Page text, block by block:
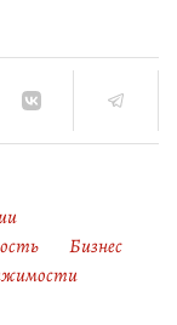
Бизнес